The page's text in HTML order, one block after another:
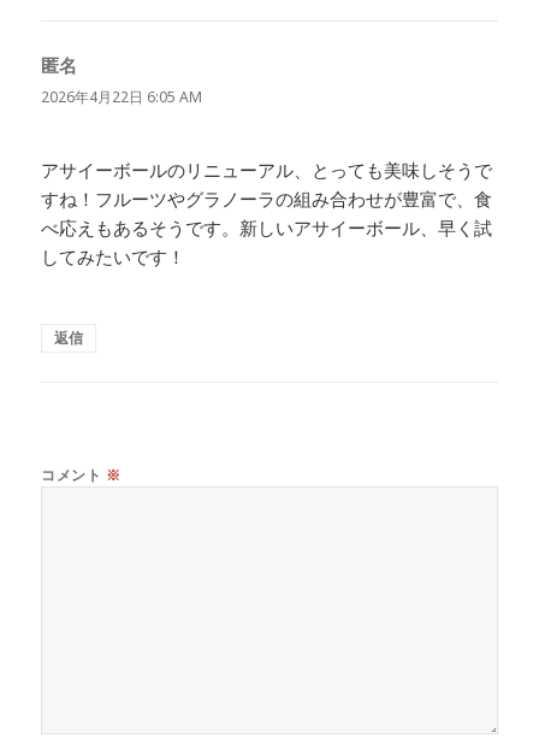
匿名
り:
2026年4月22日 6:05 AM
アサイーボールのリニューアル、とっても美味しそうで
すね！フルーツやグラノーラの組み合わせが豊富で、食
べ応えもあるそうです。新しいアサイーボール、早く試
してみたいです！
返信
コメント ※